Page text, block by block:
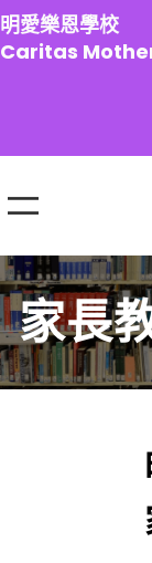
跳
至
主
明愛樂恩學校
Caritas
家長